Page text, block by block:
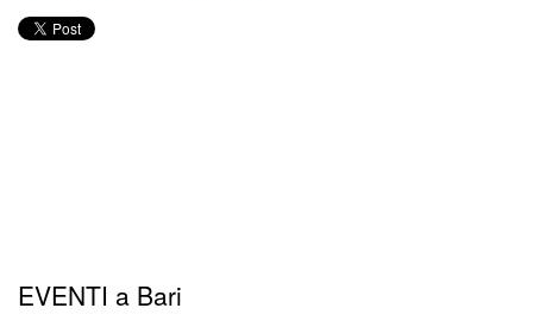
EVENTI a Bari